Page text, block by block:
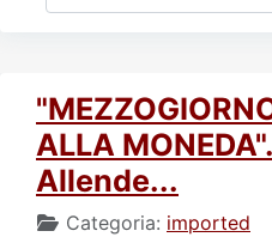
ALLA
Allende...
Categoria: imported